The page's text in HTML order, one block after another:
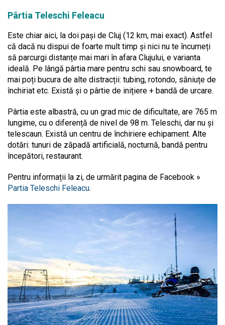
Pârtia Teleschi Feleacu
Este chiar aici, la doi pași de Cluj (12 km, mai exact). Astfel
că dacă nu dispui de foarte mult timp și nici nu te încumeți
să parcurgi distanțe mai mari în afara Clujului, e varianta
ideală. Pe lângă pârtia mare pentru schi sau snowboard, te
mai poți bucura de alte distracții: tubing, rotondo, săniuțe de
închiriat etc. Există și o pârtie de inițiere + bandă de urcare.
Pârtia este albastră, cu un grad mic de dificultate, are 765 m
lungime, cu o diferență de nivel de 98 m. Teleschi, dar nu și
telescaun. Există un centru de închiriere echipament. Alte
dotări: tunuri de zăpadă artificială, nocturnă, bandă pentru
începători, restaurant.
Pentru informații la zi, de urmărit pagina de Facebook »
Partia Teleschi Feleacu.